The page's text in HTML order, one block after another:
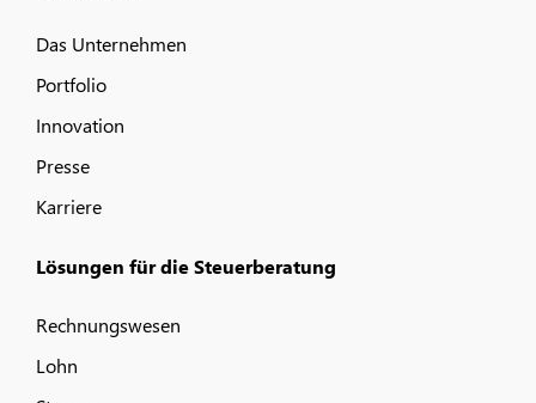
Das Unternehmen
Portfolio
Innovation
Presse
Karriere
Lösungen für die Steuerberatung
Rechnungswesen
Lohn